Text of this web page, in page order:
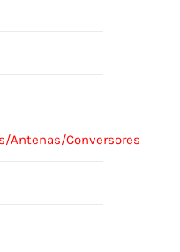
Antenas/Conversores